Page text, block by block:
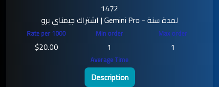
1472
اشتراك جيمناي برو | Gemini Pro - لمدة سنة
$20.00
1 1
Description